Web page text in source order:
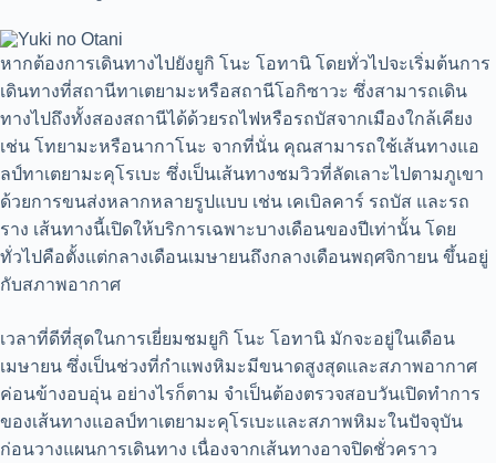
หากต้องการเดินทางไปยังยูกิ โนะ โอทานิ โดยทั่วไปจะเริ่มต้นการ
เดินทางที่สถานีทาเตยามะหรือสถานีโอกิซาวะ ซึ่งสามารถเดิน
ทางไปถึงทั้งสองสถานีได้ด้วยรถไฟหรือรถบัสจากเมืองใกล้เคียง
เช่น โทยามะหรือนากาโนะ จากที่นั่น คุณสามารถใช้เส้นทางแอ
ลป์ทาเตยามะคุโรเบะ ซึ่งเป็นเส้นทางชมวิวที่ลัดเลาะไปตามภูเขา
ด้วยการขนส่งหลากหลายรูปแบบ เช่น เคเบิลคาร์ รถบัส และรถ
ราง เส้นทางนี้เปิดให้บริการเฉพาะบางเดือนของปีเท่านั้น โดย
ทั่วไปคือตั้งแต่กลางเดือนเมษายนถึงกลางเดือนพฤศจิกายน ขึ้นอยู่
กับสภาพอากาศ
เวลาที่ดีที่สุดในการเยี่ยมชมยูกิ โนะ โอทานิ มักจะอยู่ในเดือน
เมษายน ซึ่งเป็นช่วงที่กำแพงหิมะมีขนาดสูงสุดและสภาพอากาศ
ค่อนข้างอบอุ่น อย่างไรก็ตาม จำเป็นต้องตรวจสอบวันเปิดทำการ
ของเส้นทางแอลป์ทาเตยามะคุโรเบะและสภาพหิมะในปัจจุบัน
ก่อนวางแผนการเดินทาง เนื่องจากเส้นทางอาจปิดชั่วคราว